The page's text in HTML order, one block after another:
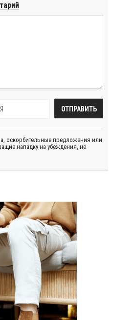
оскорбительные предложения или
нападку на убеждения, не